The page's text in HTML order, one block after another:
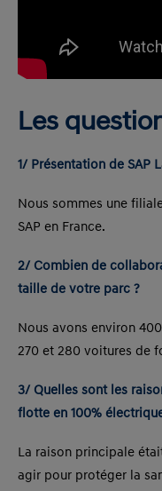
Les
1/ Présentation de SAP
Nous sommes une
SAP en France.
2/ Combien de
taille de votre parc ?
Nous avons environ
270 et 280 voitures de
3/ Quelles sont les
flotte en 100%
La raison principale
agir pour protéger la